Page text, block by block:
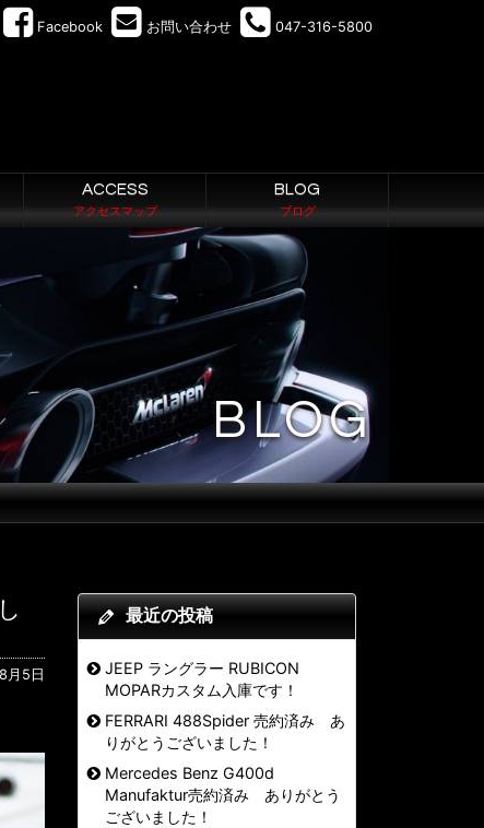
Facebook お問い合わせ 047-316-5800
ACCESS
アクセスマップ
BLOG
ブログ
BLOG
月5日
最近の投稿
JEEP ラングラー RUBICON
MOPARカスタム入庫です！
FERRARI 488Spider 売約済み あ
りがとうございました！
Mercedes Benz G400d
Manufaktur売約済み ありがとう
ございました！